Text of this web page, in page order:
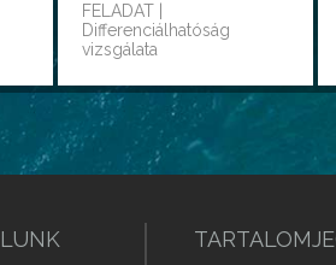
FELADAT |
Differenciálhatóság
vizsgálata